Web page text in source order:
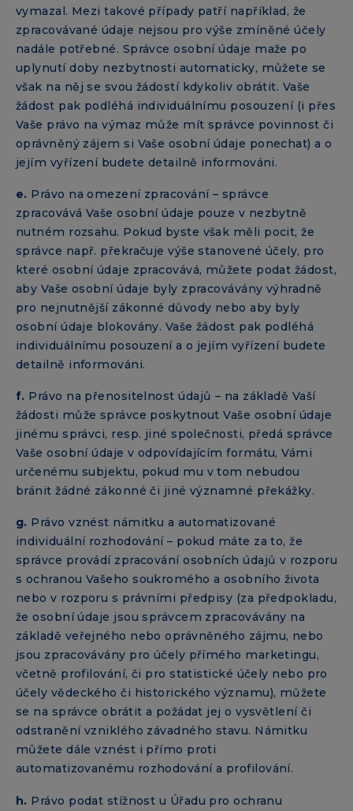
vymazal. Mezi takové případy patří například, že
zpracovávané údaje nejsou pro výše zmíněné účely
nadále potřebné. Správce osobní údaje maže po
uplynutí doby nezbytnosti automaticky, můžete se
však na něj se svou žádostí kdykoliv obrátit. Vaše
žádost pak podléhá individuálnímu posouzení (i přes
Vaše právo na výmaz může mít správce povinnost či
oprávněný zájem si Vaše osobní údaje ponechat) a o
jejím vyřízení budete detailně informováni.
e. Právo na omezení zpracování – správce
zpracovává Vaše osobní údaje pouze v nezbytně
nutném rozsahu. Pokud byste však měli pocit, že
správce např. překračuje výše stanovené účely, pro
které osobní údaje zpracovává, můžete podat žádost,
aby Vaše osobní údaje byly zpracovávány výhradně
pro nejnutnější zákonné důvody nebo aby byly
osobní údaje blokovány. Vaše žádost pak podléhá
individuálnímu posouzení a o jejím vyřízení budete
detailně informováni.
f. Právo na přenositelnost údajů – na základě Vaší
žádosti může správce poskytnout Vaše osobní údaje
jinému správci, resp. jiné společnosti, předá správce
Vaše osobní údaje v odpovídajícím formátu, Vámi
určenému subjektu, pokud mu v tom nebudou
bránit žádné zákonné či jiné významné překážky.
g. Právo vznést námitku a automatizované
individuální rozhodování – pokud máte za to, že
správce provádí zpracování osobních údajů v rozporu
s ochranou Vašeho soukromého a osobního života
nebo v rozporu s právními předpisy (za předpokladu,
že osobní údaje jsou správcem zpracovávány na
základě veřejného nebo oprávněného zájmu, nebo
jsou zpracovávány pro účely přímého marketingu,
včetně profilování, či pro statistické účely nebo pro
účely vědeckého či historického významu), můžete
se na správce obrátit a požádat jej o vysvětlení či
odstranění vzniklého závadného stavu. Námitku
můžete dále vznést i přímo proti
automatizovanému rozhodování a profilování.
h. Právo podat stížnost u Úřadu pro ochranu